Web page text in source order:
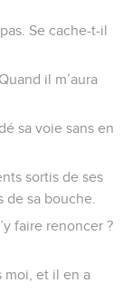
Se cache-t-il
il m’aura
sa voie sans en
sortis de ses
de sa bouche.
faire renoncer ?
moi, et il en a